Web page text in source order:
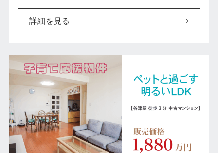
詳細を見る